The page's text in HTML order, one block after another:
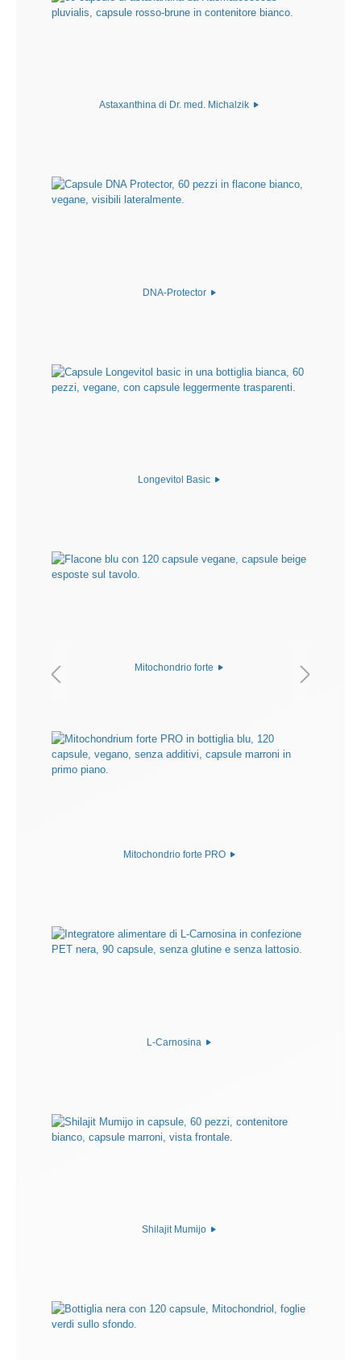
Astaxanthina di Dr. med. Michalzik
DNA-Protector
Longevitol Basic
Mitochondrio forte
Mitochondrio forte PRO
L-Carnosina
Shilajit Mumijo